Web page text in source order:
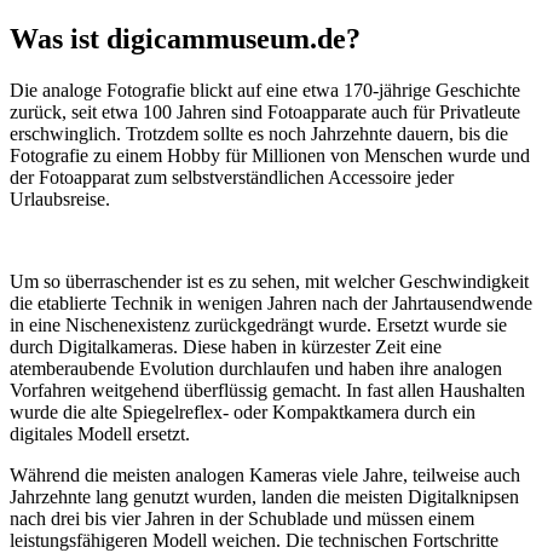
Was ist digicammuseum.de?
Die analoge Fotografie blickt auf eine etwa 170-jährige Geschichte
zurück, seit etwa 100 Jahren sind Fotoapparate auch für Privatleute
erschwinglich. Trotzdem sollte es noch Jahrzehnte dauern, bis die
Fotografie zu einem Hobby für Millionen von Menschen wurde und
der Fotoapparat zum selbstverständlichen Accessoire jeder
Urlaubsreise.
Um so überraschender ist es zu sehen, mit welcher Geschwindigkeit
die etablierte Technik in wenigen Jahren nach der Jahrtausendwende
in eine Nischenexistenz zurückgedrängt wurde. Ersetzt wurde sie
durch Digitalkameras. Diese haben in kürzester Zeit eine
atemberaubende Evolution durchlaufen und haben ihre analogen
Vorfahren weitgehend überflüssig gemacht. In fast allen Haushalten
wurde die alte Spiegelreflex- oder Kompaktkamera durch ein
digitales Modell ersetzt.
Während die meisten analogen Kameras viele Jahre, teilweise auch
Jahrzehnte lang genutzt wurden, landen die meisten Digitalknipsen
nach drei bis vier Jahren in der Schublade und müssen einem
leistungsfähigeren Modell weichen. Die technischen Fortschritte